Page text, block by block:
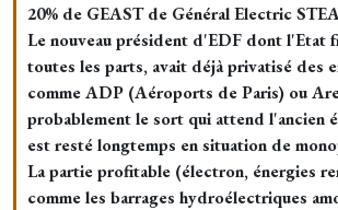
20% de GEAST de Général Electric
Le nouveau président d'EDF dont l'Etat
toutes les parts, avait déjà privatisé des
comme ADP (Aéroports de Paris) ou
probablement le sort qui attend l'ancien
est resté longtemps en situation de
La partie profitable (électron, énergies
comme les barrages hydroélectriques